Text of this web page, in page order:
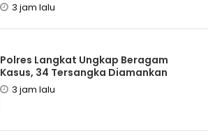
3 jam lalu
Polres Langkat Ungkap Beragam
Kasus, 34 Tersangka Diamankan
3 jam lalu